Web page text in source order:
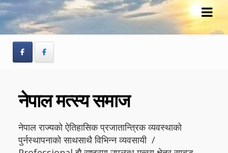
Skip
to
navigation
Skip
to
content
नेपाल मत्स्य समाज
नेपाल राज्यको ऐतिहासिक प्रजातान्त्रिक व्यवस्थाको
पुर्नस्थापनाको साथसाथै विभिन्न व्यवसायी /